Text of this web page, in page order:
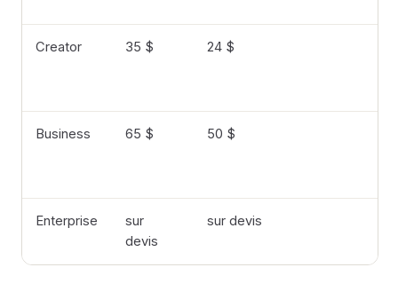
Creator 35 $ 24 $
Business 65 $ 50 $
Enterprise
sur
devis
sur devis